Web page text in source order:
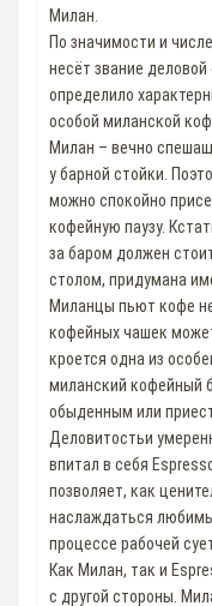
Милан.
По значимости и
несёт звание
определило
особой миланской
Милан – вечно
у барной стойки.
можно спокойно
кофейную паузу.
за баром должен
столом, придумана
Миланцы пьют кофе
кофейных чашек
кроется одна из
миланский кофейный
обыденным или
Деловитостьи
впитал в себя
позволяет, как
наслаждаться
процессе рабочей
Как Милан, так и
с другой стороны.